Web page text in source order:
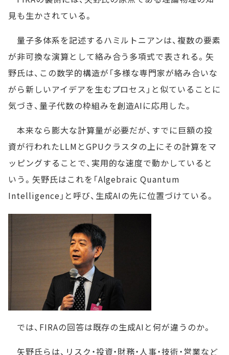
見も生かされている。
量子多体系を記述するハミルトニアンは、複数の要素
が非可換な演算として絡み合う多項式で表される。矢
野氏は、この数学的構造が「多様な専門家が絡み合いな
がら新しいアイデアを生むプロセス」と似ていることに
気づき、量子代数の枠組みを創造AIに応用した。
本来なら膨大な計算量が必要だが、すでに巨額の投
資が行われたLLMとGPUクラスタの上にその計算をマ
ッピングすることで、実用的な速度で動かしていると
いう。矢野氏はこれを「Algebraic Quantum
Intelligence」と呼び、生成AIの先に位置づけている。
では、FIRAの回答は既存の生成AIと何が違うのか。
矢野氏らは、リスク・投資・財務・人事・技術・営業など